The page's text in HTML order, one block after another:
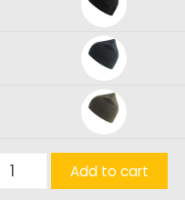
Shine
quantity
Add to cart